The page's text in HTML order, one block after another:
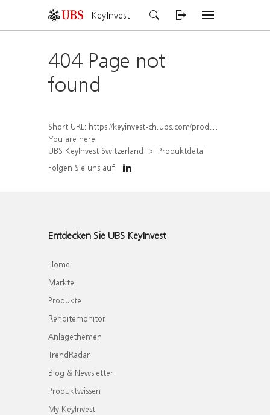
KeyInvest
404 Page not
found
Short URL: https://keyinvest-ch.ubs.com/produkt/detail/index/isin/CH1558304106
You are here:
UBS KeyInvest Switzerland
Produktdetail
Folgen Sie uns auf
Entdecken Sie UBS KeyInvest
Home
Märkte
Produkte
Renditemonitor
Anlagethemen
TrendRadar
Blog & Newsletter
Produktwissen
My KeyInvest